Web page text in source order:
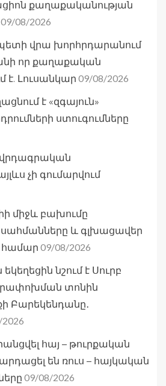
քաղաքականության
09/08/2026
վրա խորհրդարանում
որ քաղաքական
է. Լուսանկար 09/08/2026
է «զգայուն»
ստուգումները
չի գումարվում
միջև բախումը
սահմանները և գլխացավեր
համար 09/08/2026
նշում է Սուրբ
տոնին
Բարեկենդանը․
հայ – թուրքական
են ռուս – հայկական
09/08/2026